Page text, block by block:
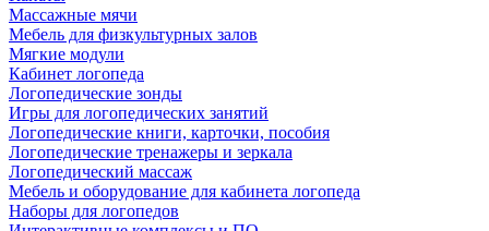
Массажные мячи
Мебель для физкультурных залов
Мягкие модули
Кабинет логопеда
Логопедические зонды
Игры для логопедических занятий
Логопедические книги, карточки, пособия
Логопедические тренажеры и зеркала
Логопедический массаж
Мебель и оборудование для кабинета логопеда
Наборы для логопедов